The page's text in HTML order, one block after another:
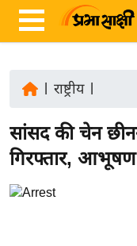
ज़ा
ख
र
राष्ट्रीय|
सांसद की चेन
गिरफ्तार, आभूषण